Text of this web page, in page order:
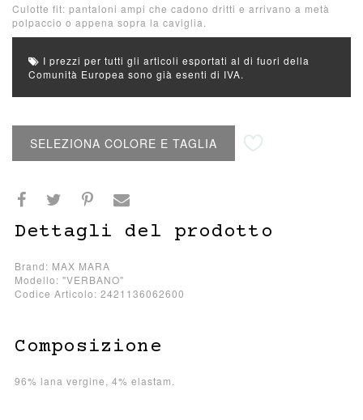
Culotte fit: pantaloni ampi che cadono dritti e arrivano a metà
polpaccio o appena sopra la caviglia.
I prezzi per tutti gli articoli esportati al di fuori della
Comunità Europea sono già esenti di IVA.
SELEZIONA COLORE E TAGLIA
Dettagli del prodotto
Brand: MAX MARA
Modello: "VERBANO"
Codice Articolo: 2421136062600
Composizione
96% lana vergine, 4% elastam.